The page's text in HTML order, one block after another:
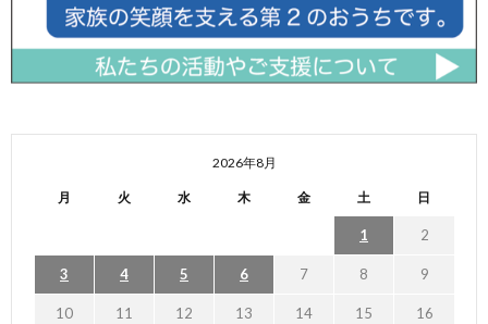
2026年8月
月 火 水 木 金 土 日
1 2
3 4 5 6 7 8 9
10 11 12 13 14 15 16